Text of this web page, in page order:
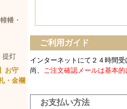
幡・
提灯
お守
・金襴
ご利用ガイド
インターネットにて２４時間
尚、
ご注文確認メールは基本
お支払い方法